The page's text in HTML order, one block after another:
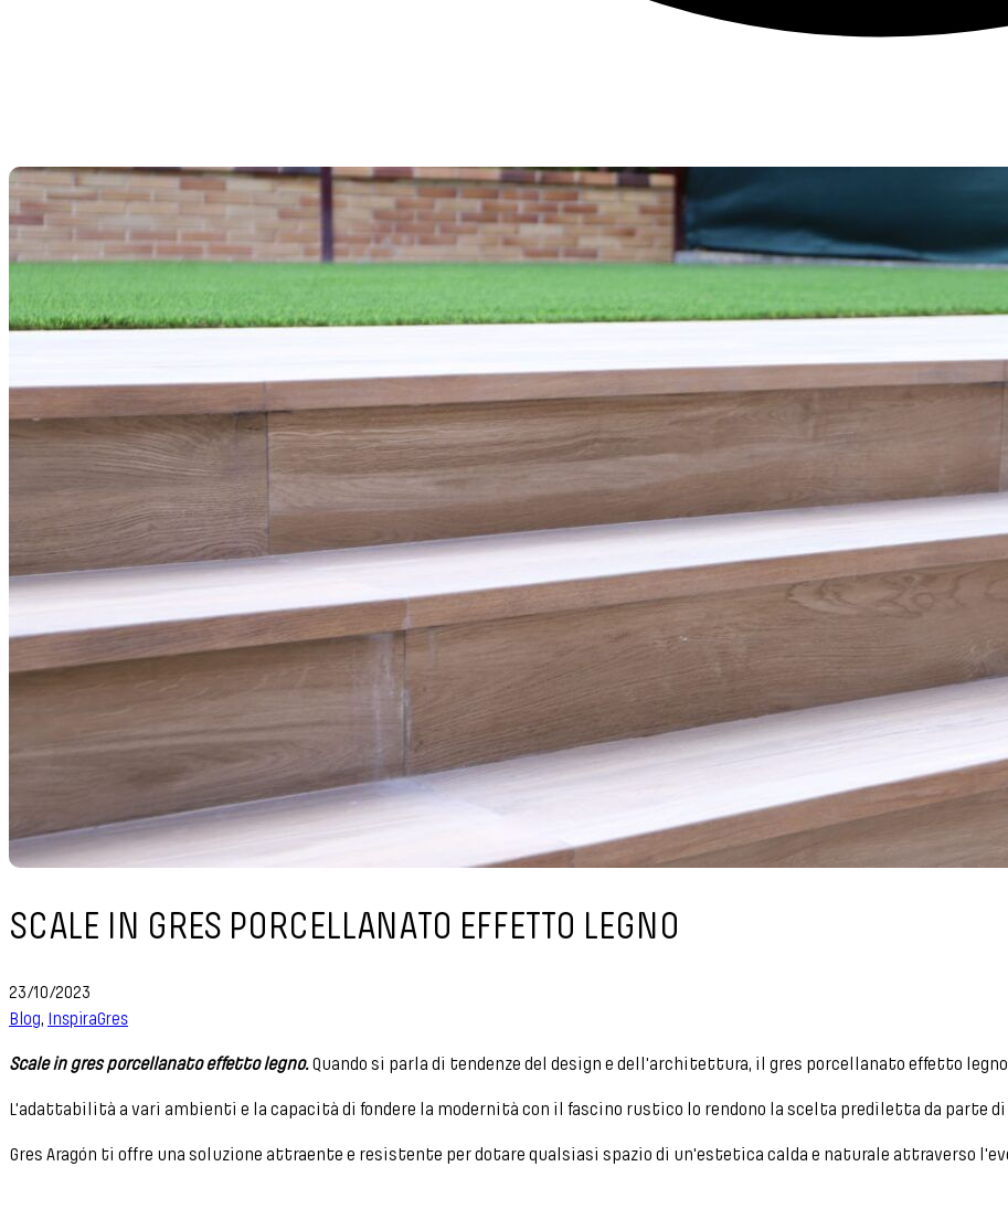
SCALE IN GRES PORCELLANATO EFFETTO LEGNO
23/10/2023
Blog, InspiraGres
Scale in gres porcellanato effetto legno.Quando si parla di tendenze del design e dell'architettura, il gres porcellanato effetto
L'adattabilità a vari ambienti e la capacità di fondere la modernità con il fascino rustico lo rendono la scelta prediletta da parte
Gres Aragón ti offre una soluzione attraente e resistente per dotare qualsiasi spazio di un'estetica calda e naturale attraverso